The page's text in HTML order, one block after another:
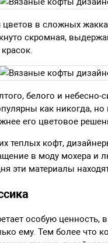
в сложных
скромная,
белого и
как никогда,
его цветовое
теплых кофт,
в моду мохера
эти материалы
особую ценность,
ему. Тем более что